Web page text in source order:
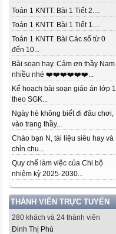
Toán 1 KNTT. Bài 1 Tiết 2....
Toán 1 KNTT. Bài 1 Tiết 1....
Toán 1 KNTT. Bài Các số từ 0
đến 10...
Bài soạn hay. Cảm ơn thầy Nam
nhiều nhé ❤️❤️❤️❤️❤️❤️...
Kế hoạch bài soạn giáo án lớp 1
theo SGK...
Ngày hè không biết đi đâu chơi,
vào trang thầy...
Chào bạn N, tài liệu siêu hay và
chỉn chu...
Quy chế làm việc của Chi bộ
nhiệm kỳ 2025-2030...
THÀNH VIÊN TRỰC TUYẾN
280 khách và 24 thành viên
Đinh Thị Phú